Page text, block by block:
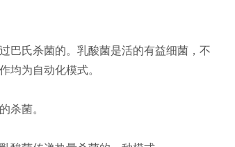
巴氏杀菌的。乳酸菌是活的有益细菌，不
均为自动化模式。
杀菌。